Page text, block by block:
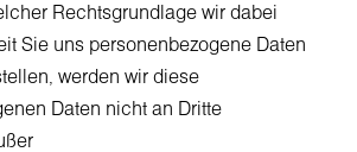
Rechtsgrundlage wir dabei
Sie uns personenbezogene Daten
werden wir diese
Daten nicht an Dritte